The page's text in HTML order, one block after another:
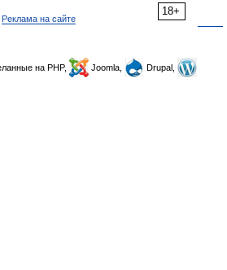
18+
Реклама на сайте
на PHP, Joomla,
Drupal,